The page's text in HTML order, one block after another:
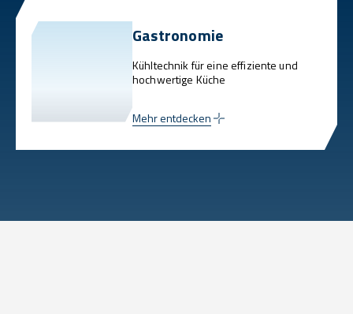
Gastronomie
Kühltechnik für eine effiziente und
hochwertige Küche
Mehr entdecken